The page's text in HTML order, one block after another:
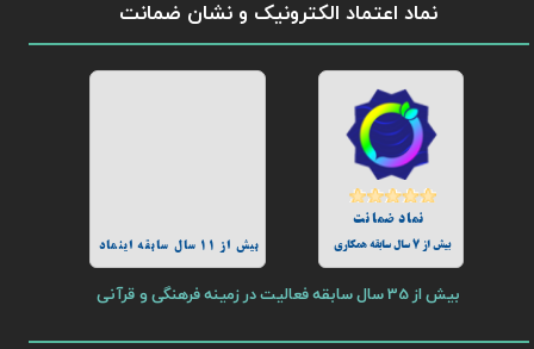
نماد اعتماد الکترونیک و نشان ضمانت
بیش از 11 سال سابقه اینماد
بیش از 35 سال سابقه فعالیت در زمینه فرهنگی و قرآنی
بیش از 7 سال سابقه همکاری